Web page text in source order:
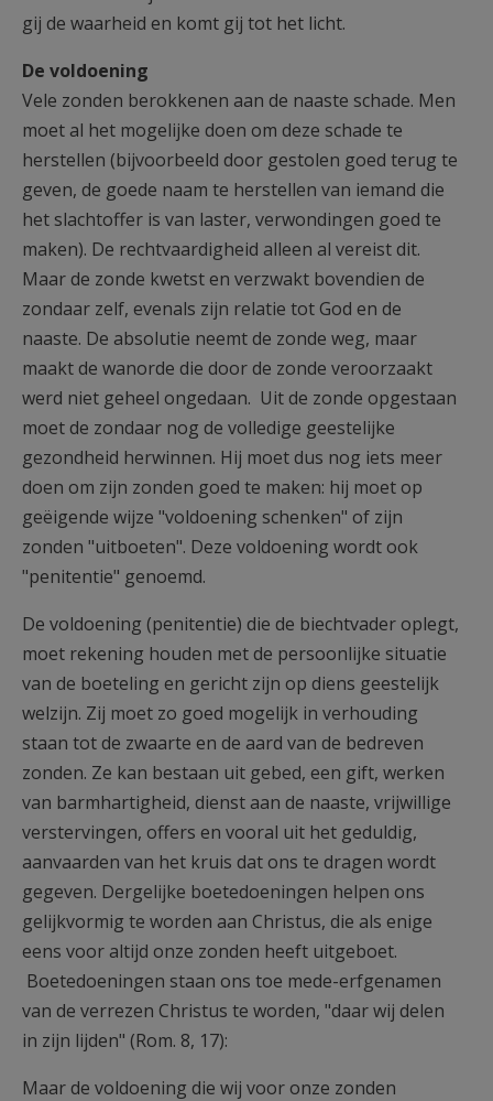
gij de waarheid en komt gij tot het licht.
De voldoening
Vele zonden berokkenen aan de naaste schade. Men
moet al het mogelijke doen om deze schade te
herstellen (bijvoorbeeld door gestolen goed terug te
geven, de goede naam te herstellen van iemand die
het slachtoffer is van laster, verwondingen goed te
maken). De rechtvaardigheid alleen al vereist dit.
Maar de zonde kwetst en verzwakt bovendien de
zondaar zelf, evenals zijn relatie tot God en de
naaste. De absolutie neemt de zonde weg, maar
maakt de wanorde die door de zonde veroorzaakt
werd niet geheel ongedaan. Uit de zonde opgestaan
moet de zondaar nog de volledige geestelijke
gezondheid herwinnen. Hij moet dus nog iets meer
doen om zijn zonden goed te maken: hij moet op
geëigende wijze "voldoening schenken" of zijn
zonden "uitboeten". Deze voldoening wordt ook
"penitentie" genoemd.
De voldoening (penitentie) die de biechtvader oplegt,
moet rekening houden met de persoonlijke situatie
van de boeteling en gericht zijn op diens geestelijk
welzijn. Zij moet zo goed mogelijk in verhouding
staan tot de zwaarte en de aard van de bedreven
zonden. Ze kan bestaan uit gebed, een gift, werken
van barmhartigheid, dienst aan de naaste, vrijwillige
verstervingen, offers en vooral uit het geduldig,
aanvaarden van het kruis dat ons te dragen wordt
gegeven. Dergelijke boetedoeningen helpen ons
gelijkvormig te worden aan Christus, die als enige
eens voor altijd onze zonden heeft uitgeboet.
Boetedoeningen staan ons toe mede-erfgenamen
van de verrezen Christus te worden, "daar wij delen
in zijn lijden" (Rom. 8, 17):
Maar de voldoening die wij voor onze zonden